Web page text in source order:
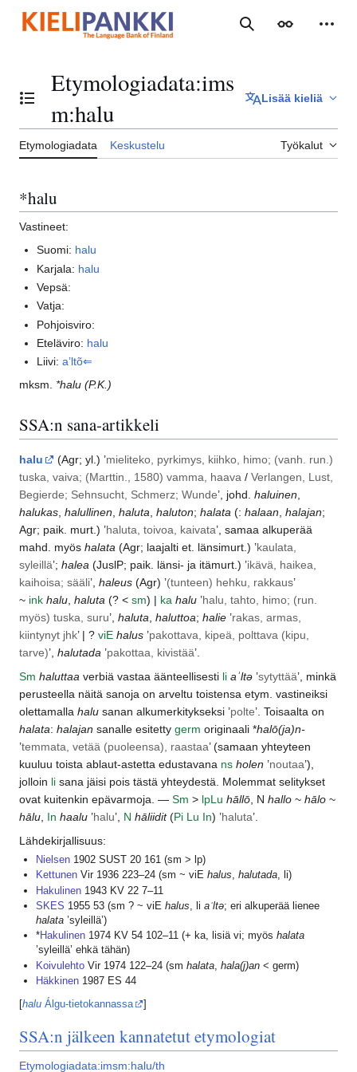
sisältöön
Haku Ulkoasu
Vaihda sisällysluettelo
Etymologiadata:ims
m:halu
Lisää kieliä
Etymologiadata Keskustelu Työkalut
*halu
Vastineet:
Suomi: halu
Karjala: halu
Vepsä:
Vatja:
Pohjoisviro:
Eteläviro: halu
Liivi:a’ltõ⇐
mksm. *halu (P.K.)
SSA:n sana-artikkeli
halu (Agr; yl.) ’mieliteko, pyrkimys, kiihko, himo; (vanh. run.)
tuska, vaiva; (Marttin., 1580) vamma, haava / Verlangen, Lust,
Begierde; Sehnsucht, Schmerz; Wunde’, johd. haluinen
halukas halullinen haluta haluton; halata (: halaan halajan;
Agr; paik. murt.) ’haluta, toivoa, kaivata’, samaa alkuperää
mahd. myös halata (Agr; laajalti et. länsimurt. ) ’kaulata,
syleillä’; halea (JuslP; paik. länsi- ja itämurt. ) ’ikävä, haikea,
kaihoisa; sääli’, haleus (Agr) ’(tunteen) hehku, rakkaus’
~ ink halu haluta (? < sm) | ka halu ’halu, tahto, himo; (run.
myös) tuska, suru’, haluta haluttoa; halie ’rakas, armas,
kiintynyt jhk’ | ? viE halus ’pakottava, kipeä, polttava (kipu,
tarve)’, halutada ’pakottaa, kivistää’.
Sm haluttaa verbiä vastaa äänteellisesti li aʾltə ’sytyttää’, minkä
perusteella näitä sanoja on arveltu toistensa etym. vastineiksi
olettamalla halu sanan alkumerkitykseksi ’polte’. Toisaalta on
halata: halajan sanalle esitetty germ originaali *halō(ja)n-
’temmata, vetää (puoleensa), raastaa’ (samaan yhteyteen
kuuluu toista ablaut-astetta edustavana ns holen ’noutaa’),
jolloin li sana jäisi pois tästä yhteydestä. Molemmat selitykset
ovat kuitenkin epävarmoja. — Sm > lpLu hāllō , N hallo ~ hālo ~
hālu In haalu ’halu’, N hāliidit(Pi Lu In) ’haluta’.
Lähdekirjallisuus:
Nielsen1902 SUST 20 161 (sm > lp)
KettunenVir 1936 223–24 (sm ~ viE halus, halutada, li)
Hakulinen1943 KV 22 7–11
SKES 1955 53 (sm ? ~ viE halus, li aʾltə; eri alkuperää lienee
halata’syleillä’)
*Hakulinen1974 KV 54 102–11 (+ ka, lisiä vi; myös halata
’syleillä’ ehkä tähän)
KoivulehtoVir 1974 122–24 (sm halata, hala(j)an< germ)
Häkkinen1987 ES 44
[halu Álgu-tietokannassa ]
SSA:n jälkeen kannatetut etymologiat
Etymologiadata:imsm:halu/th